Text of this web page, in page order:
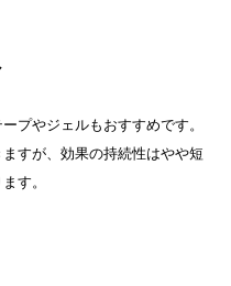
プやジェルもおすすめです。
すが、効果の持続性はやや短
す。